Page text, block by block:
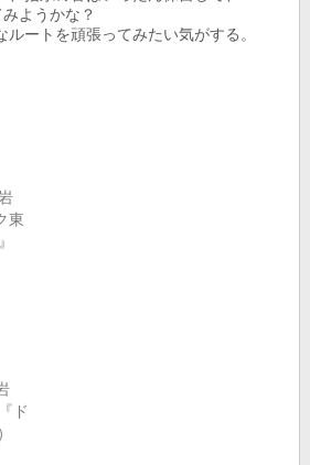
ようかな？
ートを頑張ってみたい気がする。
東
ド